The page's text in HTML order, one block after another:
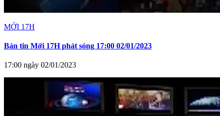
MỚI 17H
Bản tin Mới 17H phát sóng 17:00 02/01/2023
17:00 ngày 02/01/2023